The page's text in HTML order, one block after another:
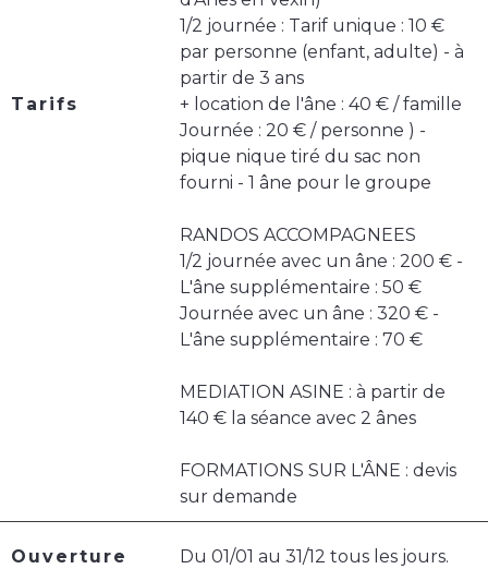
Tarifs
1/2 journée : Tarif unique : 10 €
par personne (enfant, adulte) - à
partir de 3 ans
+ location de l'âne : 40 € / famille
Journée : 20 € / personne ) -
pique nique tiré du sac non
fourni - 1 âne pour le groupe
RANDOS ACCOMPAGNEES
1/2 journée avec un âne : 200 € -
L'âne supplémentaire : 50 €
Journée avec un âne : 320 € -
L'âne supplémentaire : 70 €
MEDIATION ASINE : à partir de
140 € la séance avec 2 ânes
FORMATIONS SUR L'ÂNE : devis
sur demande
Ouverture Du 01/01 au 31/12 tous les jours.